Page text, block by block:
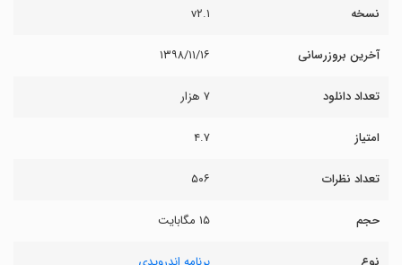
نسخه v۲.۱
آخرین بروزرسانی ۱۳۹۸/۱۱/۱۶
تعداد دانلود ۷ هزار
امتیاز ۴.۷
تعداد نظرات ۵۰۶
حجم ۱۵ مگابایت